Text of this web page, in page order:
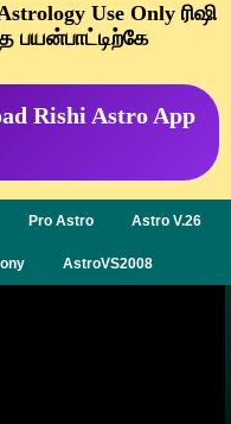
Use Only ரிஷி
Rishi Astro App
Pro Astro Astro V.26
AstroVS2008